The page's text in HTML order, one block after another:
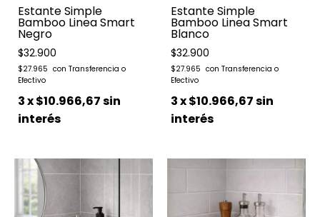
Estante Simple
Bamboo Linea Smart
Negro
$32.900
$27.965
3x$10.966,67sin
interés
Estante Simple
Bamboo Linea Smart
Blanco
$32.900
$27.965
3x$10.966,67sin
interés